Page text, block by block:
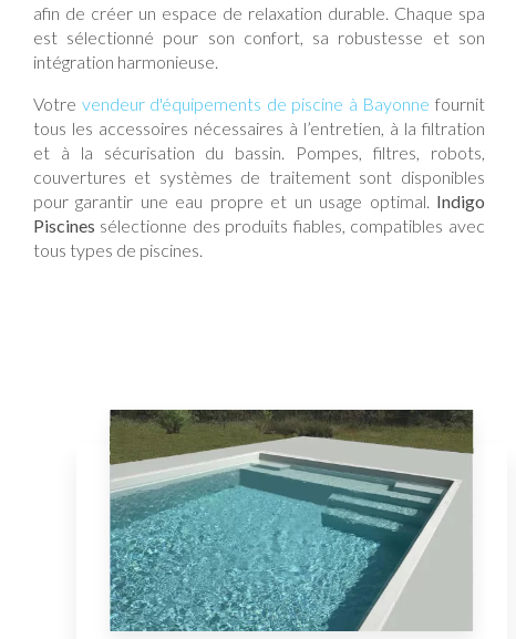
afin de créer un espace de relaxation durable. Chaque spa
est sélectionné pour son confort, sa robustesse et son
intégration harmonieuse.
Votre vendeur d'équipements de piscine à Bayonne fournit
tous les accessoires nécessaires à l’entretien, à la filtration
et à la sécurisation du bassin. Pompes, filtres, robots,
couvertures et systèmes de traitement sont disponibles
pour garantir une eau propre et un usage optimal. Indigo
Piscines sélectionne des produits fiables, compatibles avec
tous types de piscines.